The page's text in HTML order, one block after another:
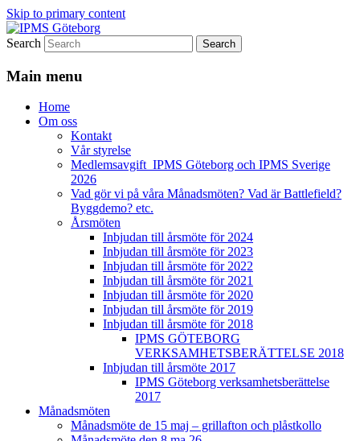
Skip to primary content
IPMS Göteborg
Modellbygge i Väst
Search
Main menu
Home
Om oss
Kontakt
Vår styrelse
Medlemsavgift IPMS Göteborg och IPMS Sverige
2026
Vad gör vi på våra Månadsmöten? Vad är Battlefield?
Byggdemo? etc.
Årsmöten
Inbjudan till årsmöte för 2024
Inbjudan till årsmöte för 2023
Inbjudan till årsmöte för 2022
Inbjudan till årsmöte för 2021
Inbjudan till årsmöte för 2020
Inbjudan till årsmöte för 2019
Inbjudan till årsmöte för 2018
IPMS GÖTEBORG
VERKSAMHETSBERÄTTELSE 2018
Inbjudan till årsmöte 2017
IPMS Göteborg verksamhetsberättelse
2017
Månadsmöten
Månadsmöte de 15 maj – grillafton och plåstkollo